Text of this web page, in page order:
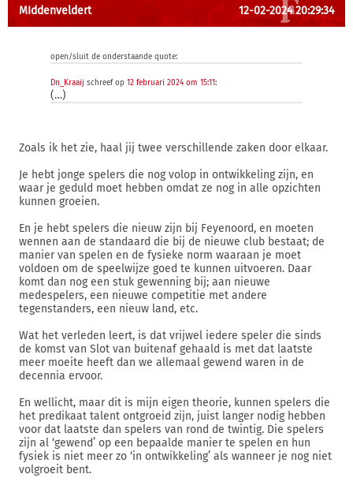
MIddenveldert 12-02-2024 20:29:34
open/sluit de onderstaande quote:
Dn_Kraaij schreef op 12 februari 2024 om 15:11:
(…)
Zoals ik het zie, haal jij twee verschillende zaken door elkaar.
Je hebt jonge spelers die nog volop in ontwikkeling zijn, en
waar je geduld moet hebben omdat ze nog in alle opzichten
kunnen groeien.
En je hebt spelers die nieuw zijn bij Feyenoord, en moeten
wennen aan de standaard die bij de nieuwe club bestaat; de
manier van spelen en de fysieke norm waaraan je moet
voldoen om de speelwijze goed te kunnen uitvoeren. Daar
komt dan nog een stuk gewenning bij; aan nieuwe
medespelers, een nieuwe competitie met andere
tegenstanders, een nieuw land, etc.
Wat het verleden leert, is dat vrijwel iedere speler die sinds
de komst van Slot van buitenaf gehaald is met dat laatste
meer moeite heeft dan we allemaal gewend waren in de
decennia ervoor.
En wellicht, maar dit is mijn eigen theorie, kunnen spelers die
het predikaat talent ontgroeid zijn, juist langer nodig hebben
voor dat laatste dan spelers van rond de twintig. Die spelers
zijn al ‘gewend’ op een bepaalde manier te spelen en hun
fysiek is niet meer zo ‘in ontwikkeling’ als wanneer je nog niet
volgroeit bent.